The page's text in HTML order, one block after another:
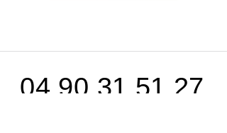
04 90 31 51 27